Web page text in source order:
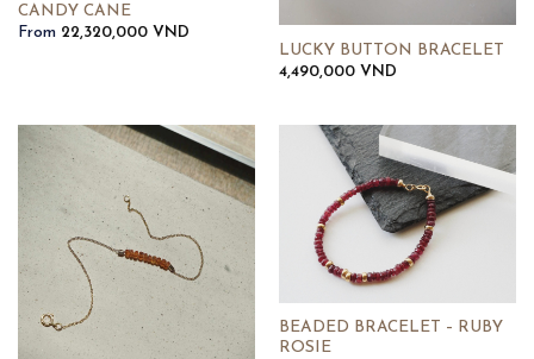
CANDY CANE
From 22,320,000 VND
LUCKY BUTTON BRACELET
4,490,000 VND
BEADED BRACELET – RUBY
ROSIE